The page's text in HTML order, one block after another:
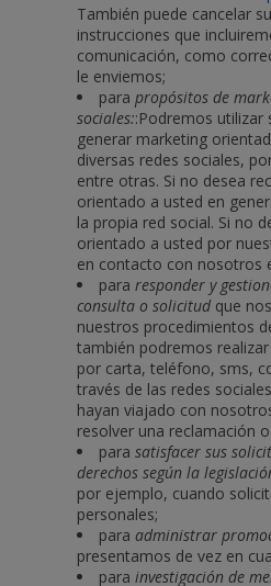
También puede cancelar
instrucciones que
comunicación, como
le enviemos;
para propósitos de
sociales::Podremos utilizar
generar marketing
diversas redes sociales,
entre otras. Si no desea
orientado a usted en
la propia red social. Si no
orientado a usted por
en contacto con nosotros
para responder y
consulta o solicitud que
nuestros procedimientos
también podremos
por carta, teléfono, sms,
través de las redes
hayan viajado con
resolver una reclamación
para satisfacer sus
derechos según la
por ejemplo, cuando
personales;
para administrar
presentamos de vez en
para investigación de